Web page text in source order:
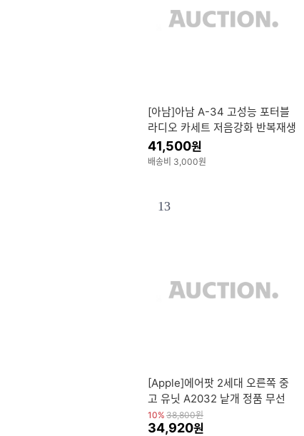
[아남]아남 A-34 고성능 포터블
라디오 카세트 저음강화 반복재생
기능 AUX기능
41,500원
배송비 3,000원
13
[Apple]에어팟 2세대 오른쪽 중
고 유닛 A2032 낱개 정품 무선
이어폰 철가루방지스티커 증정
10% 38,800원
34,920원